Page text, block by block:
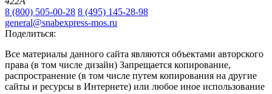
8 (800) 505-00-28 8 (495) 145-28-98
general@snabexpress-mos.ru
Поделиться:
Все материалы данного сайта являются объектами авторского
права (в том числе дизайн) Запрещается копирование,
распространение (в том числе путем копирования на другие
сайты и ресурсы в Интернете) или любое иное использование